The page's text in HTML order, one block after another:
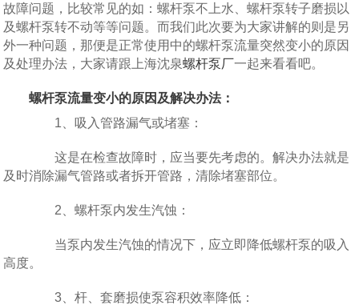
故障问题，比较常见的如：螺杆泵不上水、螺杆泵转子磨损以
及螺杆泵转不动等等问题。而我们此次要为大家讲解的则是另
外一种问题，那便是正常使用中的螺杆泵流量突然变小的原因
及处理办法，大家请跟上海沈泉螺杆泵厂一起来看看吧。
螺杆泵流量变小的原因及解决办法：
1、吸入管路漏气或堵塞：
这是在检查故障时，应当要先考虑的。解决办法就是
及时消除漏气管路或者拆开管路，清除堵塞部位。
2、螺杆泵内发生汽蚀：
当泵内发生汽蚀的情况下，应立即降低螺杆泵的吸入
高度。
3、杆、套磨损使泵容积效率降低：